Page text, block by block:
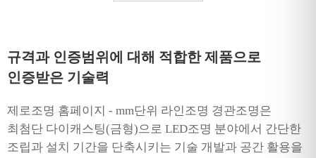
규격과 인증범위에 대해 적합한 제품으로
인증받은 기술력
제로조명 홈페이지 - mm단위 라인조명 경관조명은
최첨단 다이캐스팅(금형)으로 LED조명 분야에서 간단한
조립과 설치 기간을 단축시키는 기술 개발과 공간 활용을